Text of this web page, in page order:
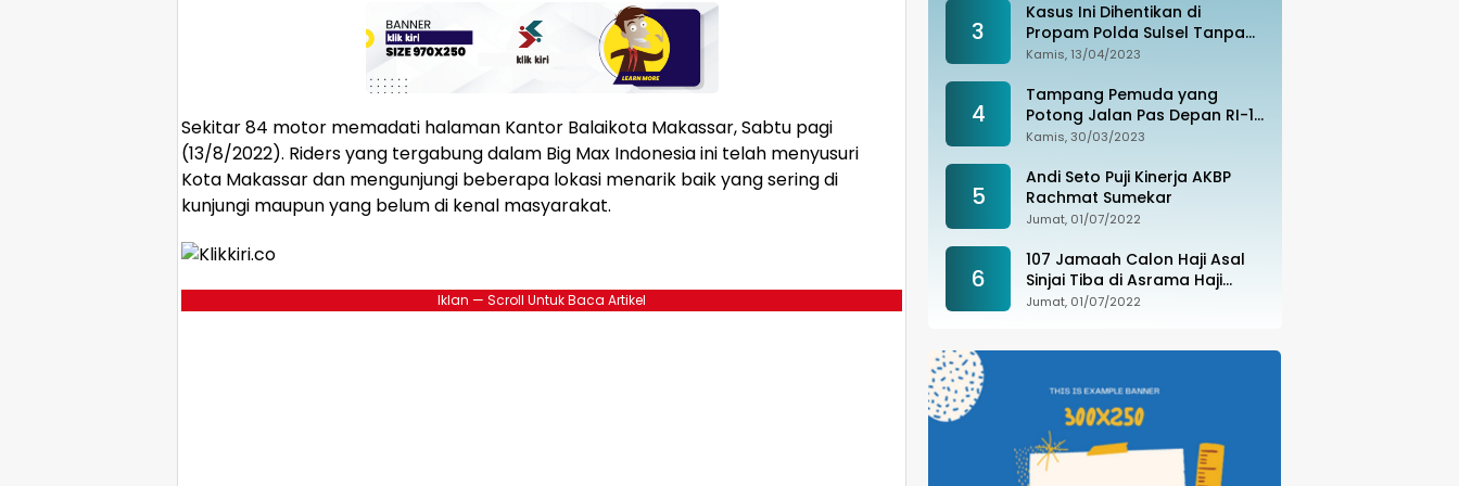
Sekitar 84 motor memadati halaman Kantor Balaikota Makassar, Sabtu pagi
(13/8/2022). Riders yang tergabung dalam Big Max Indonesia ini telah menyusuri
Kota Makassar dan mengunjungi beberapa lokasi menarik baik yang sering di
kunjungi maupun yang belum di kenal masyarakat.
Iklan — Scroll Untuk Baca Artikel
3
Kasus Ini Dihentikan di
Propam Polda Sulsel Tanpa
Kejelasan, Ada Apa?
Kamis, 13/04/2023
4
Tampang Pemuda yang
Potong Jalan Pas Depan RI-1
di Makassar Ditangkap,
Kamis, 30/03/2023
5
Andi Seto Puji Kinerja AKBP
Rachmat Sumekar
Jumat, 01/07/2022
6
107 Jamaah Calon Haji Asal
Sinjai Tiba di Asrama Haji
Sudiang
Jumat, 01/07/2022